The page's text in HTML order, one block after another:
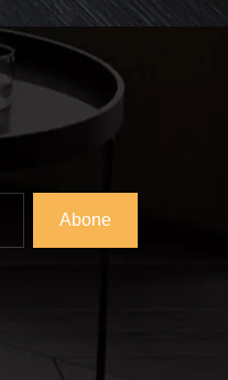
Abone